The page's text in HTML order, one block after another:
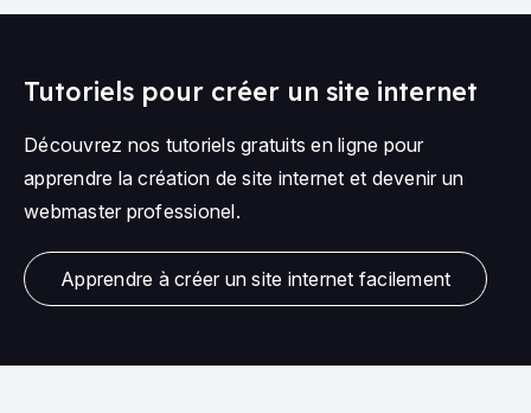
Tutoriels pour créer un site internet
Découvrez nos tutoriels gratuits en ligne pour
apprendre la création de site internet et devenir un
webmaster professionel.
Apprendre à créer un site internet facilement